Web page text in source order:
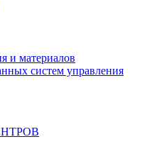
и материалов
систем управления